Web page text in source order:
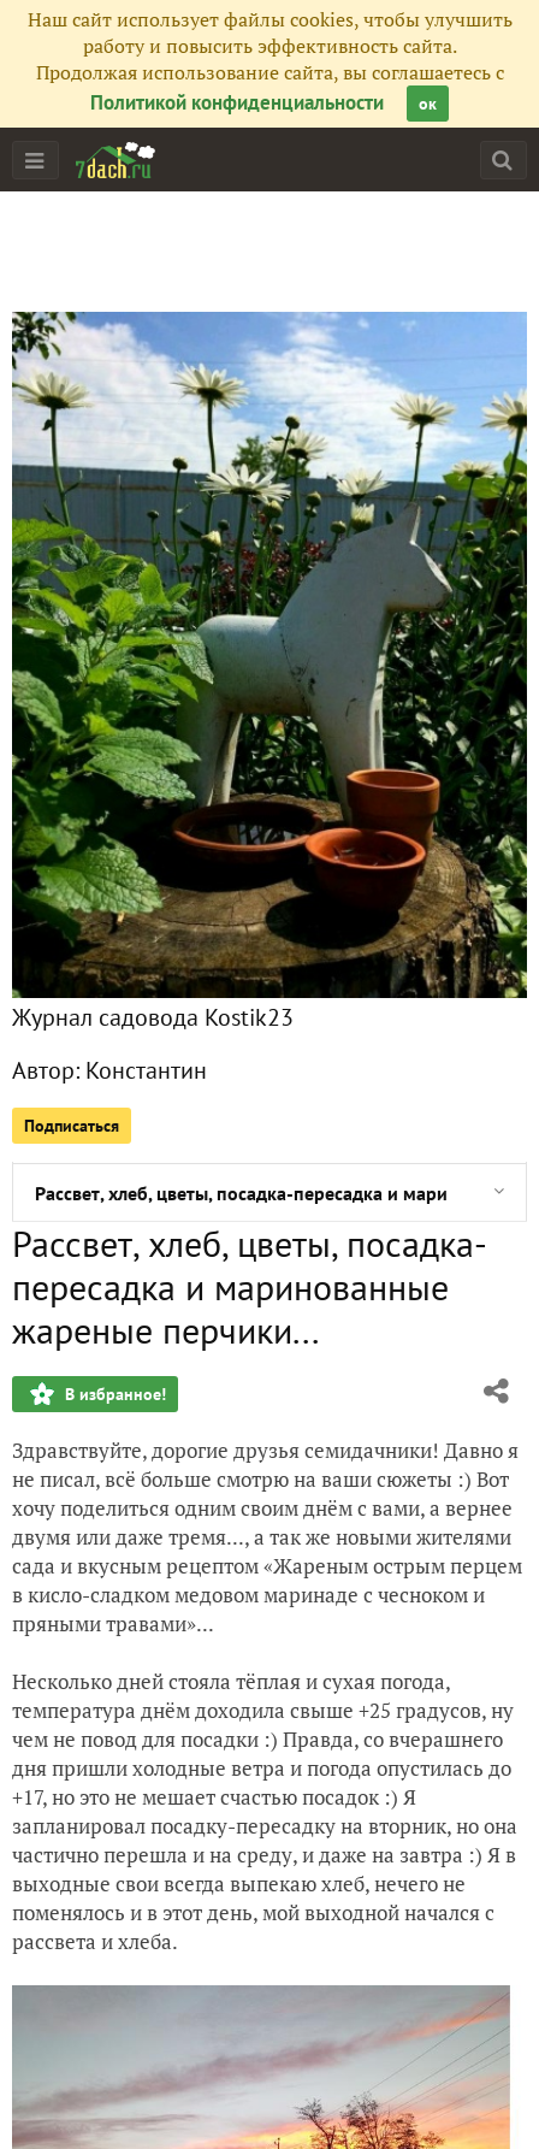
Наш сайт использует файлы cookies, чтобы улучшить
работу и повысить эффективность сайта.
Продолжая использование сайта, вы соглашаетесь с
Политикой конфиденциальности
ок
Журнал садовода Kostik23
Автор: Константин
Подписаться
Главная
Подписчики 56
Все публикации 46
Фото 183
Сейчас обсуждают
С прощёным всех воскресеньем :)!
Цитрусовый домашний хлеб для Софии и Татьяны...
Как будто бы весна пришла...
Субботний день, осень, прогулка в собор Святой
Приз получен и "Томатный хлеб с вялеными томатами и
Рассвет, хлеб, цветы, посадка-пересадка и
Шивит Ош или (Хорезмский лагман) и салат из
На пороге осени...:)
Медовый Спас, персики, пирог, шашлык, цветы - всё нам
Груша и Пирог Грушево-имбирный с мёдом и солёной
Рассвет, хлеб, цветы, посадка-
пересадка и маринованные
жареные перчики...
В избранное!
Здравствуйте, дорогие друзья семидачники! Давно я
не писал, всё больше смотрю на ваши сюжеты :) Вот
хочу поделиться одним своим днём с вами, а вернее
двумя или даже тремя..., а так же новыми жителями
сада и вкусным рецептом «Жареным острым перцем
в кисло-сладком медовом маринаде с чесноком и
пряными травами»...
Несколько дней стояла тёплая и сухая погода,
температура днём доходила свыше +25 градусов, ну
чем не повод для посадки :) Правда, со вчерашнего
дня пришли холодные ветра и погода опустилась до
+17, но это не мешает счастью посадок :) Я
запланировал посадку-пересадку на вторник, но она
частично перешла и на среду, и даже на завтра :) Я в
выходные свои всегда выпекаю хлеб, нечего не
поменялось и в этот день, мой выходной начался с
рассвета и хлеба.